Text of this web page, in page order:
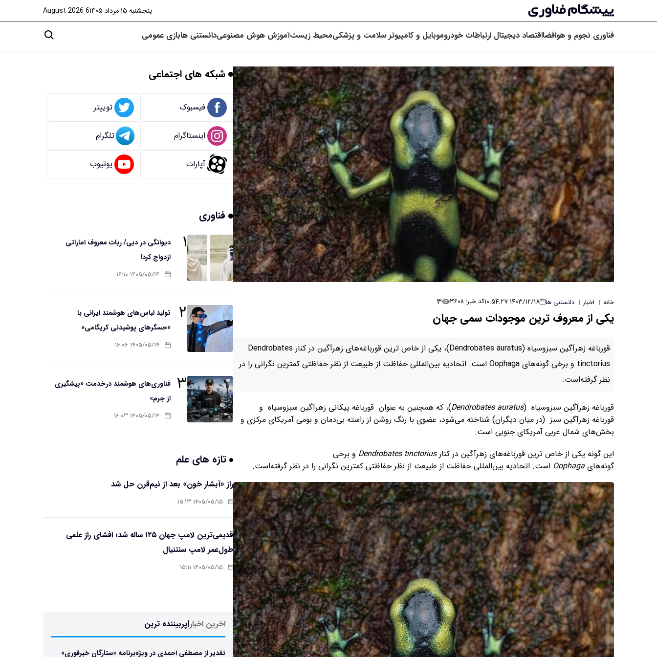
پنجشنبه ۱۵ مرداد ۱۴۰۵ 6 August 2026
فناوری نجوم و هوافضااقتصاد دیجیتال ارتباطات خودروموبایل و کامپیوتر سلامت و پزشکیمحیط زیستآموزش هوش مصنوعیدانستنی هابازی عمومی
خانه | اخبار | دانستنی ها ۱۴۰۳/۱۲/۱۸ ۱۰:۵۴:۲۷ کد خبر: ۳۶۰۸ ۳
یکی از معروف ترین موجودات سمی جهان
قورباغه زهرآگین سبزوسیاه (Dendrobates auratus)، یکی از خاص ترین قورباغه‌های زهرآگین در کنار Dendrobates
tinctorius و برخی گونه‌های Oophaga است. اتحادیه بین‌المللی حفاظت از طبیعت از نظر حفاظتی کمترین نگرانی را در
نظر گرفته‌است.
قورباغه زهرآگین سبزوسیاه (Dendrobates auratus)، که همچنین به عنوان قورباغه پیکانی زهرآگین سبزوسیاه و
قورباغه زهرآگین سبز (در میان دیگران) شناخته می‌شود، عضوی با رنگ روشن از راسته بی‌دمان و بومی آمریکای مرکزی و
بخش‌های شمال غربی آمریکای جنوبی است.
این گونه یکی از خاص ترین قورباغه‌های زهرآگین در کنارDendrobates tinctorius و برخی
گونه‌های Oophaga است. اتحادیه بین‌المللی حفاظت از طبیعت از نظر حفاظتی کمترین نگرانی را در نظر گرفته‌است.
شبکه های اجتماعی
فیسبوک توییتر
اینستاگرام تلگرام
آپارات یوتیوب
فناوری
۱
دیوانگی در دبی/ ربات معروف اماراتی
ازدواج کرد!
۱۴۰۵/۰۵/۱۴ ۱۶:۱۰
۲
تولید لباس‌های هوشمند ایرانی با
«حسگرهای پوشیدنی کریگامی»
۱۴۰۵/۰۵/۱۴ ۱۶:۰۶
۳ فناوری‌های هوشمند درخدمت «پیشگیری
از جرم»
۱۴۰۵/۰۵/۱۴ ۱۶:۰۳
تازه های علم
راز «آبشار خون» بعد از نیم‌قرن حل شد
۱۴۰۵/۰۵/۱۵ ۱۵:۱۳
قدیمی‌ترین لامپ جهان ۱۲۵ ساله شد؛ افشای راز علمی
طول‌عمر لامپ سنتنیال
۱۴۰۵/۰۵/۱۵ ۱۵:۱۱
اخرین اخبار|پربیننده ترین
تقدیر از مصطفی احمدی در ویژه‌برنامه «ستارگان خبرفوری»